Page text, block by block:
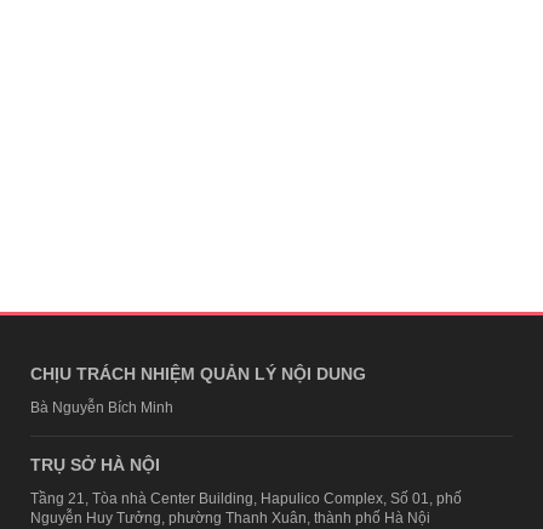
CHỊU TRÁCH NHIỆM QUẢN LÝ NỘI DUNG
Bà Nguyễn Bích Minh
TRỤ SỞ HÀ NỘI
Tầng 21, Tòa nhà Center Building, Hapulico Complex, Số 01, phố
Nguyễn Huy Tưởng, phường Thanh Xuân, thành phố Hà Nội